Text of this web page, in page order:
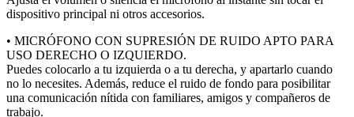
dispositivo principal ni otros accesorios.
• MICRÓFONO CON SUPRESIÓN DE RUIDO APTO PARA
USO DERECHO O IZQUIERDO.
Puedes colocarlo a tu izquierda o a tu derecha, y apartarlo cuando
no lo necesites. Además, reduce el ruido de fondo para posibilitar
una comunicación nítida con familiares, amigos y compañeros de
trabajo.